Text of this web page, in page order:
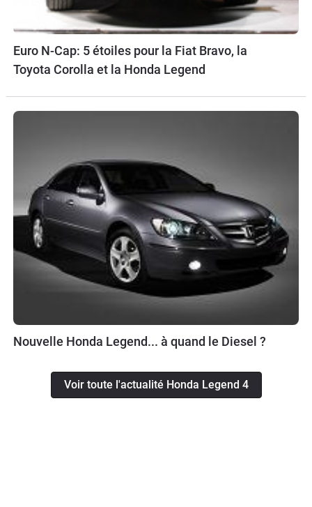
Euro N-Cap: 5 étoiles pour la Fiat Bravo, la
Toyota Corolla et la Honda Legend
Nouvelle Honda Legend... à quand le Diesel ?
Voir toute l'actualité Honda Legend 4